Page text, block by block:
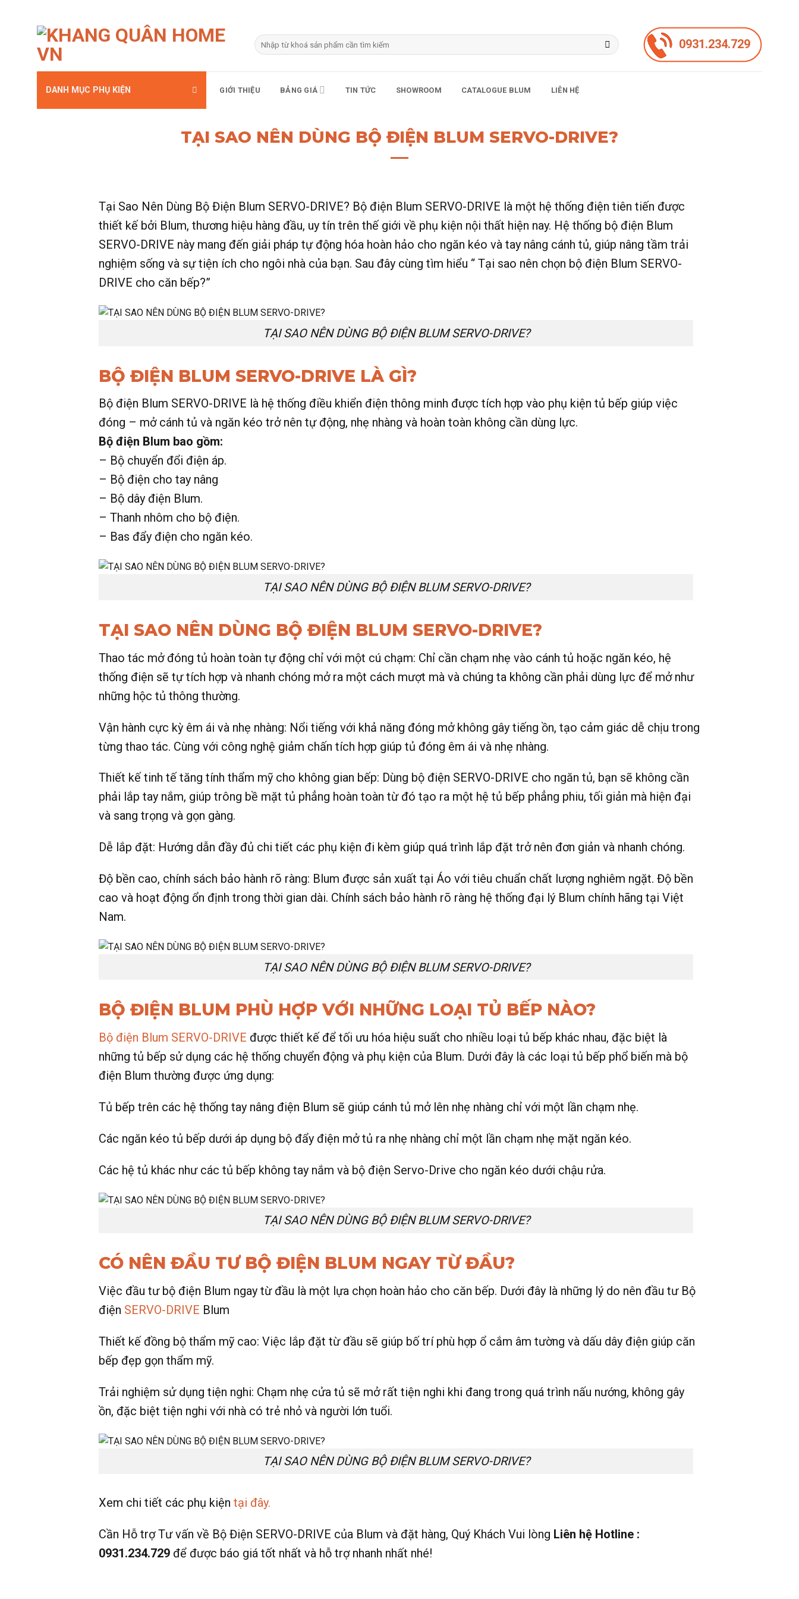
dung
Tìm
kiếm:
0931.234.729
DANH MỤC PHỤ KIỆN GIỚI THIỆU BẢNG GIÁ TIN TỨC SHOWROOM CATALOGUE BLUM LIÊN HỆ
TẠI SAO NÊN DÙNG BỘ ĐIỆN BLUM SERVO-DRIVE?
Tại Sao Nên Dùng Bộ Điện Blum SERVO-DRIVE? Bộ điện Blum SERVO-DRIVE là một hệ thống điện tiên tiến được
thiết kế bởi Blum, thương hiệu hàng đầu, uy tín trên thế giới về phụ kiện nội thất hiện nay. Hệ thống bộ điện Blum
SERVO-DRIVE này mang đến giải pháp tự động hóa hoàn hảo cho ngăn kéo và tay nâng cánh tủ, giúp nâng tầm trải
nghiệm sống và sự tiện ích cho ngôi nhà của bạn. Sau đây cùng tìm hiểu “ Tại sao nên chọn bộ điện Blum SERVO-
DRIVE cho căn bếp?”
TẠI SAO NÊN DÙNG BỘ ĐIỆN BLUM SERVO-DRIVE?
BỘ ĐIỆN BLUM SERVO-DRIVE LÀ GÌ?
Bộ điện Blum SERVO-DRIVE là hệ thống điều khiển điện thông minh được tích hợp vào phụ kiện tủ bếp giúp việc
đóng – mở cánh tủ và ngăn kéo trở nên tự động, nhẹ nhàng và hoàn toàn không cần dùng lực.
Bộ điện Blum bao gồm:
– Bộ chuyển đổi điện áp.
– Bộ điện cho tay nâng
– Bộ dây điện Blum.
– Thanh nhôm cho bộ điện.
– Bas đẩy điện cho ngăn kéo.
TẠI SAO NÊN DÙNG BỘ ĐIỆN BLUM SERVO-DRIVE?
TẠI SAO NÊN DÙNG BỘ ĐIỆN BLUM SERVO-DRIVE?
Thao tác mở đóng tủ hoàn toàn tự động chỉ với một cú chạm: Chỉ cần chạm nhẹ vào cánh tủ hoặc ngăn kéo, hệ
thống điện sẽ tự tích hợp và nhanh chóng mở ra một cách mượt mà và chúng ta không cần phải dùng lực để mở như
những hộc tủ thông thường.
Vận hành cực kỳ êm ái và nhẹ nhàng: Nổi tiếng với khả năng đóng mở không gây tiếng ồn, tạo cảm giác dễ chịu trong
từng thao tác. Cùng với công nghệ giảm chấn tích hợp giúp tủ đóng êm ái và nhẹ nhàng.
Thiết kế tinh tế tăng tính thẩm mỹ cho không gian bếp: Dùng bộ điện SERVO-DRIVE cho ngăn tủ, bạn sẽ không cần
phải lắp tay nắm, giúp trông bề mặt tủ phẳng hoàn toàn từ đó tạo ra một hệ tủ bếp phẳng phiu, tối giản mà hiện đại
và sang trọng và gọn gàng.
Dễ lắp đặt: Hướng dẫn đầy đủ chi tiết các phụ kiện đi kèm giúp quá trình lắp đặt trở nên đơn giản và nhanh chóng.
Độ bền cao, chính sách bảo hành rõ ràng: Blum được sản xuất tại Áo với tiêu chuẩn chất lượng nghiêm ngặt. Độ bền
cao và hoạt động ổn định trong thời gian dài. Chính sách bảo hành rõ ràng hệ thống đại lý Blum chính hãng tại Việt
Nam.
TẠI SAO NÊN DÙNG BỘ ĐIỆN BLUM SERVO-DRIVE?
BỘ ĐIỆN BLUM PHÙ HỢP VỚI NHỮNG LOẠI TỦ BẾP NÀO?
Bộ điện Blum SERVO-DRIVE được thiết kế để tối ưu hóa hiệu suất cho nhiều loại tủ bếp khác nhau, đặc biệt là
những tủ bếp sử dụng các hệ thống chuyển động và phụ kiện của Blum. Dưới đây là các loại tủ bếp phổ biến mà bộ
điện Blum thường được ứng dụng:
Tủ bếp trên các hệ thống tay nâng điện Blum sẽ giúp cánh tủ mở lên nhẹ nhàng chỉ với một lần chạm nhẹ.
Các ngăn kéo tủ bếp dưới áp dụng bộ đẩy điện mở tủ ra nhẹ nhàng chỉ một lần chạm nhẹ mặt ngăn kéo.
Các hệ tủ khác như các tủ bếp không tay nắm và bộ điện Servo-Drive cho ngăn kéo dưới chậu rửa.
TẠI SAO NÊN DÙNG BỘ ĐIỆN BLUM SERVO-DRIVE?
CÓ NÊN ĐẦU TƯ BỘ ĐIỆN BLUM NGAY TỪ ĐẦU?
Việc đầu tư bộ điện Blum ngay từ đầu là một lựa chọn hoàn hảo cho căn bếp. Dưới đây là những lý do nên đầu tư Bộ
điện SERVO-DRIVE Blum
Thiết kế đồng bộ thẩm mỹ cao: Việc lắp đặt từ đầu sẽ giúp bố trí phù hợp ổ cắm âm tường và dấu dây điện giúp căn
bếp đẹp gọn thẩm mỹ.
Trải nghiệm sử dụng tiện nghi: Chạm nhẹ cửa tủ sẽ mở rất tiện nghi khi đang trong quá trình nấu nướng, không gây
ồn, đặc biệt tiện nghi với nhà có trẻ nhỏ và người lớn tuổi.
TẠI SAO NÊN DÙNG BỘ ĐIỆN BLUM SERVO-DRIVE?
Xem chi tiết các phụ kiện tại đây.
Cần Hỗ trợ Tư vấn về Bộ Điện SERVO-DRIVE của Blum và đặt hàng, Quý Khách Vui lòng Liên hệ Hotline :
0931.234.729 để được báo giá tốt nhất và hỗ trợ nhanh nhất nhé!